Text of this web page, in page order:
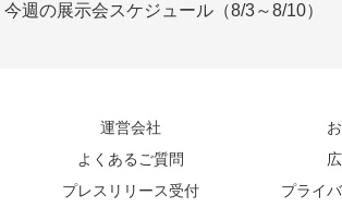
今週の展示会スケジュール（8/3～8/10）
運営会社
よくあるご質問
プレスリリース受付
プライ